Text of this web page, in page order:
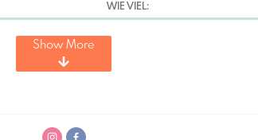
WIE VIEL:
Show More